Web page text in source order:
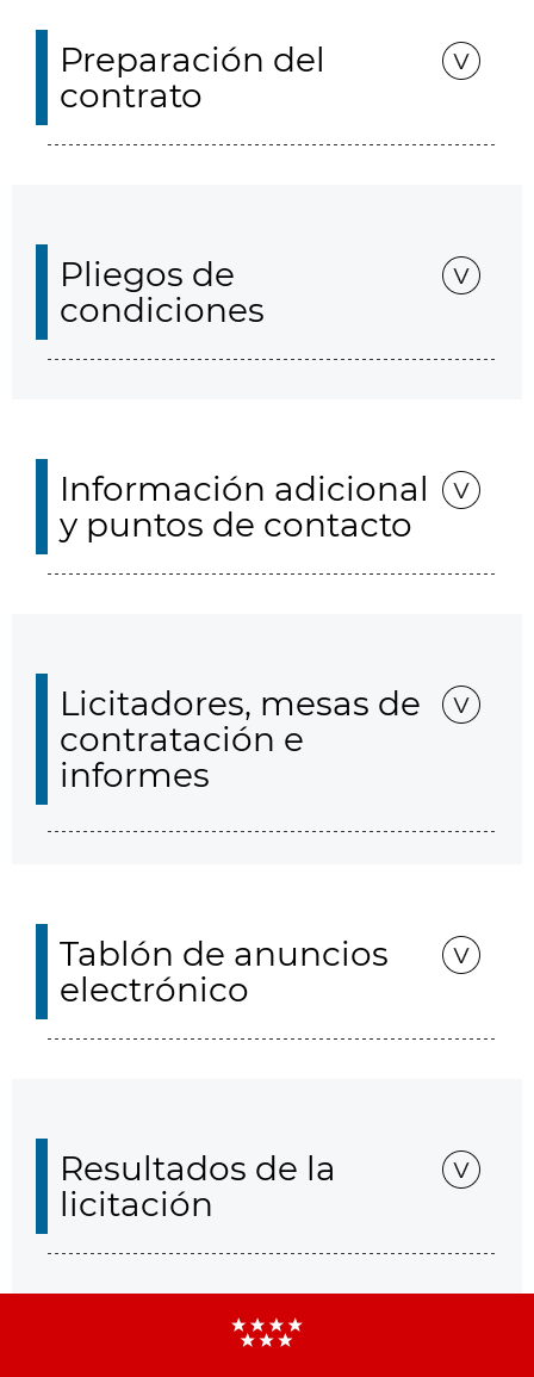
Preparación del
contrato
Pliegos de
condiciones
Información adicional
y puntos de contacto
Licitadores, mesas de
contratación e
informes
Tablón de anuncios
electrónico
Resultados de la
licitación